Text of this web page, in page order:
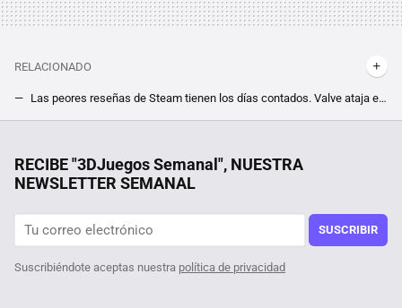
RELACIONADO
Las peores reseñas de Steam tienen los días contados. Valve ataja el problema de las reviews poco informativas con su nueva actualización
RECIBE "3DJuegos Semanal", NUESTRA
NEWSLETTER SEMANAL
SUSCRIBIR
Suscribiéndote aceptas nuestra política de privacidad